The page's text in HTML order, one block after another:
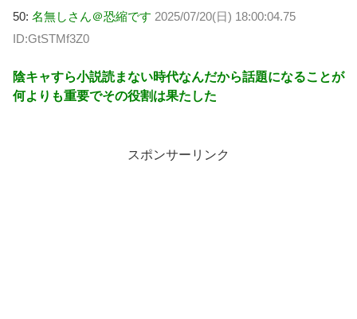
50: 名無しさん＠恐縮です 2025/07/20(日) 18:00:04.75
ID:GtSTMf3Z0
陰キャすら小説読まない時代なんだから話題になることが
何よりも重要でその役割は果たした
スポンサーリンク